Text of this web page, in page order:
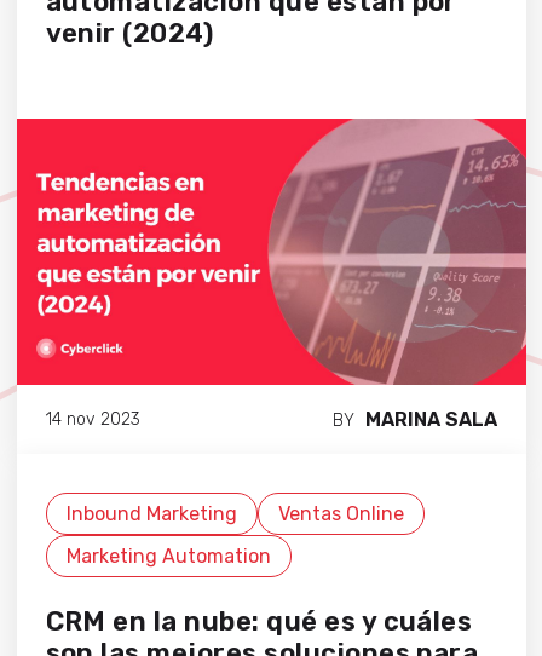
venir (2024)
14 nov 2023 BY MARINA SALA
Inbound Marketing
Ventas Online
Marketing Automation
CRM en la nube: qué es y cuáles